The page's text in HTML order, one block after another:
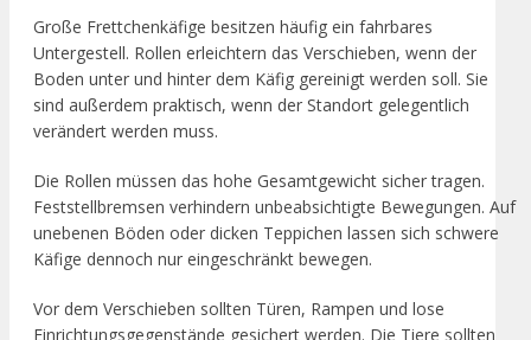
Große Frettchenkäfige besitzen häufig ein fahrbares
Untergestell. Rollen erleichtern das Verschieben, wenn der
Boden unter und hinter dem Käfig gereinigt werden soll. Sie
sind außerdem praktisch, wenn der Standort gelegentlich
verändert werden muss.
Die Rollen müssen das hohe Gesamtgewicht sicher tragen.
Feststellbremsen verhindern unbeabsichtigte Bewegungen. Auf
unebenen Böden oder dicken Teppichen lassen sich schwere
Käfige dennoch nur eingeschränkt bewegen.
Vor dem Verschieben sollten Türen, Rampen und lose
Einrichtungsgegenstände gesichert werden. Die Tiere sollten